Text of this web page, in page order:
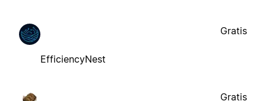
EfficiencyNest
Gratis
Gratis